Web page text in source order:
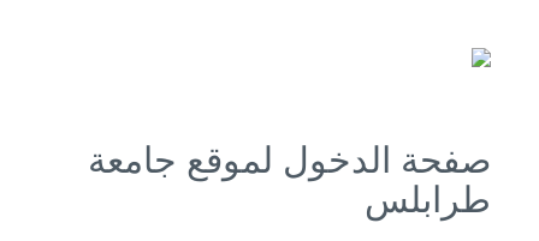
صفحة الدخول لموقع جامعة
طرابلس